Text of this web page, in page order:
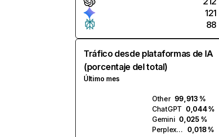
121
88
Tráfico desde plataformas de IA
(porcentaje del total)
Último mes
Other 99,913 %
ChatGPT 0,044 %
Gemini 0,025 %
Perplexity
0,018 %